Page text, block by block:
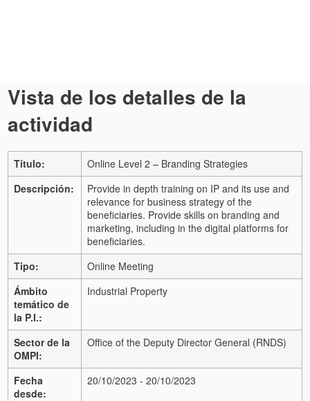
Vista de los detalles de la
actividad
Título:
Online Level 2 – Branding Strategies
Descripción:
Provide in depth training on IP and its use and
relevance for business strategy of the
beneficiaries. Provide skills on branding and
marketing, including in the digital platforms for
beneficiaries.
Tipo:
Online Meeting
Ámbito
temático de
la P.I.:
Industrial Property
Sector de la
OMPI:
Office of the Deputy Director General (RNDS)
Fecha
desde:
20/10/2023 - 20/10/2023